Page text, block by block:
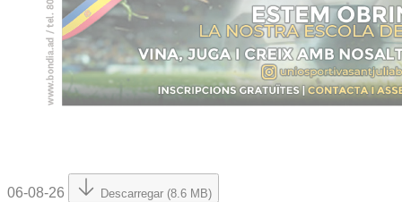
06-08-26 Descarregar (8.6 MB)